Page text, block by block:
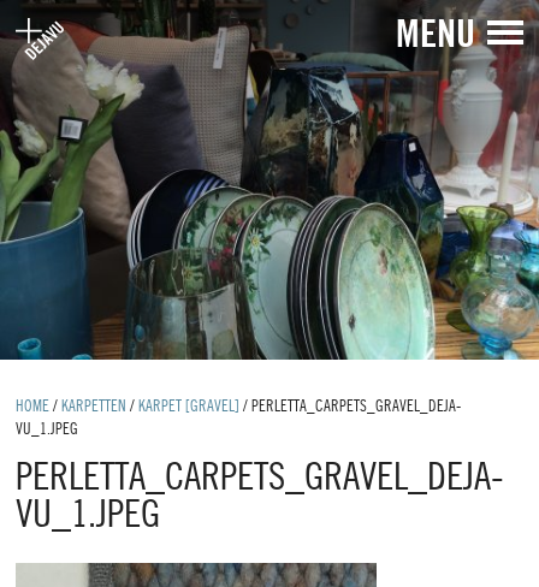
MENU
HOME / KARPETTEN / KARPET [GRAVEL] / PERLETTA_CARPETS_GRAVEL_DEJA-
VU_1.JPEG
PERLETTA_CARPETS_GRAVEL_DEJA-
VU_1.JPEG